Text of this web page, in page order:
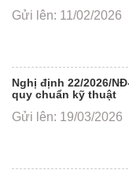
Gửi lên: 11/02/2026
Nghị định 22/2026/
quy chuẩn kỹ thuật
Gửi lên: 19/03/2026